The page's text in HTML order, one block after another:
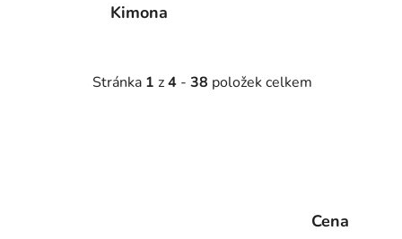
Kimona
Stránka 1 z4 - 38 položek celkem
Cena